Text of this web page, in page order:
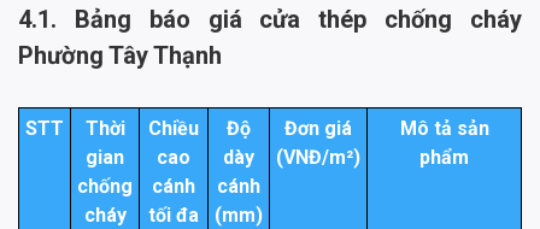
4.1. Bảng báo giá cửa thép chống cháy
Phường Tây Thạnh
STT
Thời
gian
chống
cháy
Chiều
cao
cánh
tối đa
Độ
dày
cánh
(mm)
Đơn giá
(VNĐ/m²)
Mô tả sản
phẩm